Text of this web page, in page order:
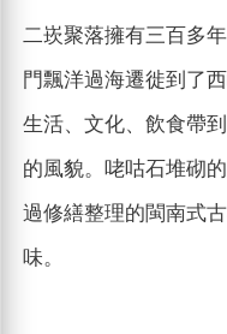
二崁聚落擁有三百多
門飄洋過海遷徙到了
生活、文化、飲食帶
的風貌。咾咕石堆砌
過修繕整理的閩南式
味。